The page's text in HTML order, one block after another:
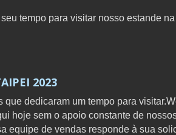
tempo para visitar nosso estande
2023
dedicaram um tempo para
hoje sem o apoio constante de
equipe de vendas responde à sua